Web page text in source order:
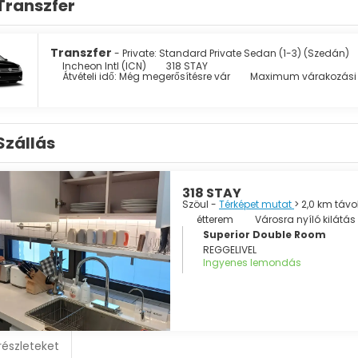
Korea domináns buddhista ágának szenteltek. A
A városban számos park található, és a városközpont
színes, hagyományos és modern - Szöul sosem unalmas.
Transzfer - Private: Standard Private Sedan (1-3) (Szedán)
Incheon Intl (ICN)
318 STAY
Átvételi idő: Még megerősítésre vár Maximum várakozási
318 STAY
Szöul - Térképet mutat > 2,0 km
étterem
Városra nyíló kilátás
Superior Double Room
REGGELIVEL
Ingyenes lemondás